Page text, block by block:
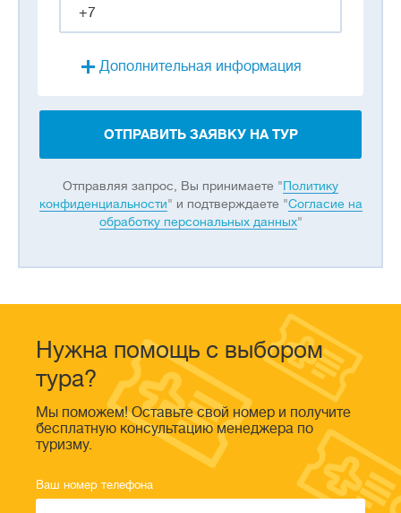
Дополнительная информация
ОТПРАВИТЬ ЗАЯВКУ НА ТУР
Отправляя запрос, Вы принимаете "Политику
конфиденциальности" и подтверждаете "Согласие на
обработку персональных данных"
Нужна помощь с выбором
тура?
Мы поможем! Оставьте свой номер и получите
бесплатную консультацию менеджера по
туризму.
Ваш номер телефона